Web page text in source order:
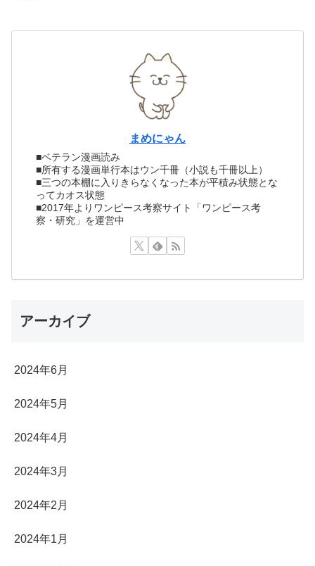
まめにゃん
■ベテラン漫画読み
■所有する漫画単行本はウン千冊（小説も千冊以上）
■三つの本棚に入りきらなくなった本が平積み状態とな
ってカオス状態
■2017年よりワンピース考察サイト「ワンピース考
察・研究」を運営中
アーカイブ
2024年6月
2024年5月
2024年4月
2024年3月
2024年2月
2024年1月